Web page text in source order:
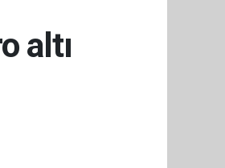
altı